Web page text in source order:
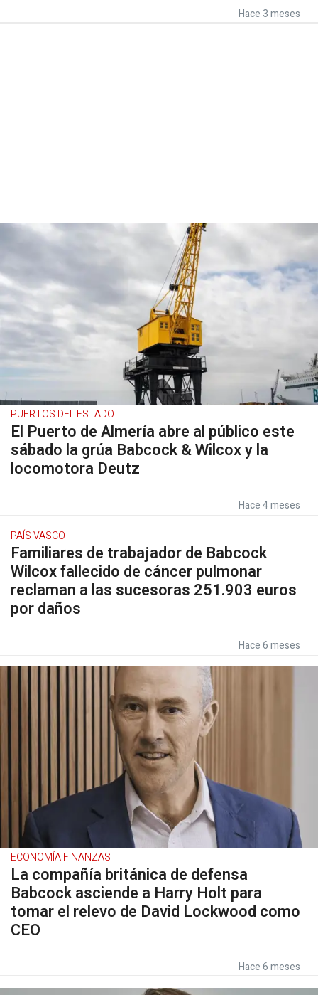
Hace 3 meses
PUERTOS DEL ESTADO
El Puerto de Almería abre al público este
sábado la grúa Babcock & Wilcox y la
locomotora Deutz
Hace 4 meses
PAÍS VASCO
Familiares de trabajador de Babcock
Wilcox fallecido de cáncer pulmonar
reclaman a las sucesoras 251.903 euros
por daños
Hace 6 meses
ECONOMÍA FINANZAS
La compañía británica de defensa
Babcock asciende a Harry Holt para
tomar el relevo de David Lockwood como
CEO
Hace 6 meses